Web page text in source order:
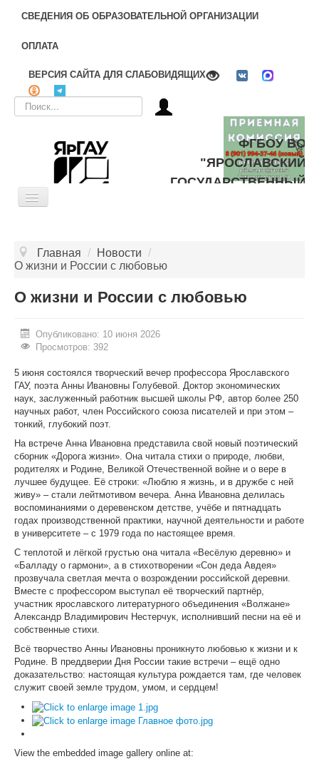
СВЕДЕНИЯ ОБ ОБРАЗОВАТЕЛЬНОЙ ОРГАНИЗАЦИИ
ОПЛАТА
ВЕРСИЯ САЙТА ДЛЯ СЛАБОВИДЯЩИХ
Искать...
ФГБОУ ВО
"ЯРОСЛАВСКИЙ
ГОСУДАРСТВЕННЫЙ
Toggle
ЦЕЛЕВОЕ ОБУЧЕНИЕ
ИНОСТРАННЫМ ГРАЖДАНАМ
АБИТУРИЕНТУ
КОНКУРСНЫЕ СПИСКИ
СПИСКИ ПОСТУПАЮЩИХ
ПОДГОТОВИТЕЛЬНОЕ ОТДЕЛЕНИЕ ДЛЯ ИНОСТРАНЦЕВ
ВЫПУСКНИКУ
ПРИКАЗЫ О ЗАЧИСЛЕНИИ
ЦЕНТР КОМПЕТЕНЦИЙ
НОВОСТИ
ОБРАЗОВАНИЕ
ЦКП АГРОТЕХНОЛОГИИ
НАЦИОНАЛЬНЫЕ ПРОЕКТЫ РОССИИ
МАСТЕР-КЛАССЫ
ЕДИНОЕ ОКНО
Главная / Новости /
О жизни и России с любовью
О жизни и России с любовью
Опубликовано: 10 июня 2026
Просмотров: 392
5 июня состоялся творческий вечер профессора Ярославского
ГАУ, поэта Анны Ивановны Голубевой. Доктор экономических
наук, заслуженный работник высшей школы РФ, автор более 250
научных работ, член Российского союза писателей и при этом –
тонкий, глубокий поэт.
На встрече Анна Ивановна представила свой новый поэтический
сборник «Дорога жизни». Она читала стихи о природе, любви,
родителях и Родине, Великой Отечественной войне и о вере в
лучшее будущее. Её строки: «Люблю я жизнь, и в дружбе с ней
живу» – стали лейтмотивом вечера. Анна Ивановна делилась
воспоминаниями о деревенском детстве, учёбе и пятнадцать
годах производственной практики, научной деятельности и работе
в университете – с 1979 года по настоящее время.
С теплотой и лёгкой грустью она читала «Весёлую деревню» и
«Балладу о гармони», а в стихотворении «Сон деда Авдея»
прозвучала светлая мечта о возрождении российской деревни.
Вместе с профессором выступал её творческий партнёр,
участник ярославского литературного объединения «Волжане»
Александр Владимирович Нестерчук, исполнивший песни на её и
собственные стихи.
Всё творчество Анны Ивановны проникнуто любовью к жизни и к
Родине. В преддверии Дня России такие встречи – ещё одно
доказательство: настоящая культура рождается там, где человек
служит своей земле трудом, умом, и сердцем!
View the embedded image gallery online at: